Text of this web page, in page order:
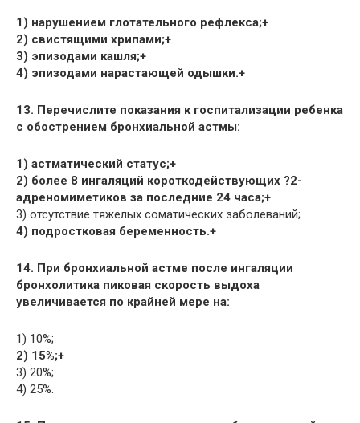
1) нарушением глотательного рефлекса;+
2) свистящими хрипами;+
3) эпизодами кашля;+
4) эпизодами нарастающей одышки.+
13. Перечислите показания к госпитализации ребенка
с обострением бронхиальной астмы:
1) астматический статус;+
2) более 8 ингаляций короткодействующих ?2-
адреномиметиков за последние 24 часа;+
3) отсутствие тяжелых соматических заболеваний;
4) подростковая беременность.+
14. При бронхиальной астме после ингаляции
бронхолитика пиковая скорость выдоха
увеличивается по крайней мере на:
1) 10%;
2) 15%;+
3) 20%;
4) 25%.